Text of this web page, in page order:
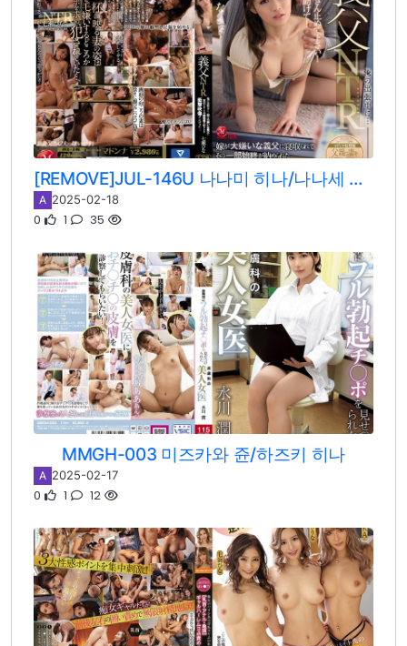
[REMOVE]JUL-146U 나나미 히나/나나세 히나
A 2025-02-18
0 1 35
MMGH-003 미즈카와 쥰/하즈키 히나
A 2025-02-17
0 1 12